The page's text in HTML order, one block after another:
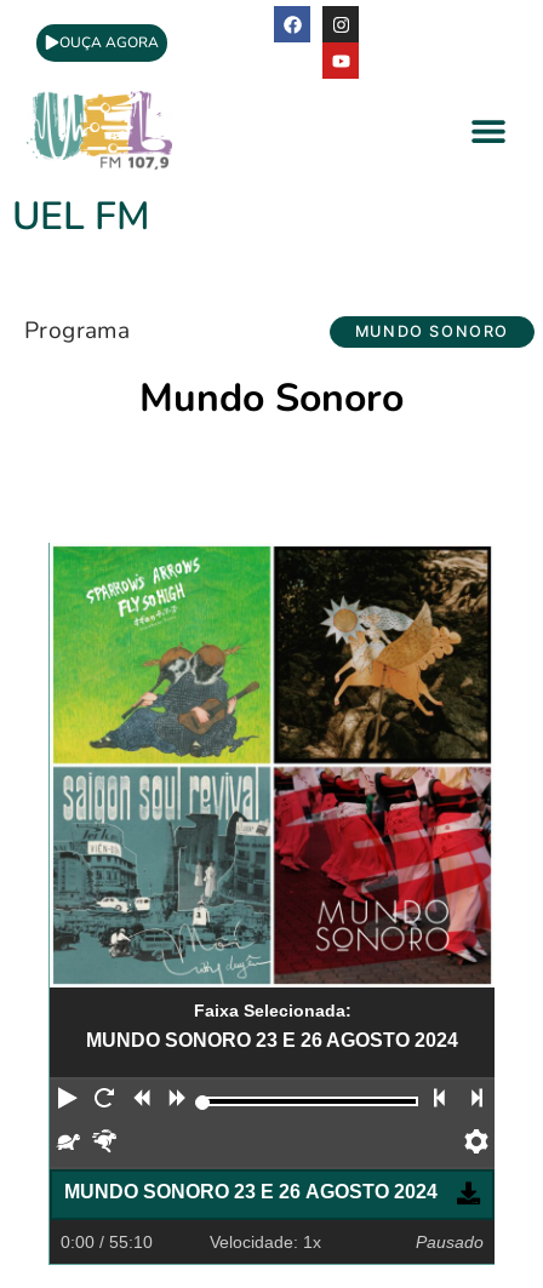
OUÇA AGORA
UEL FM
Programa MUNDO SONORO
Mundo Sonoro
Faixa Selecionada:
MUNDO SONORO 23 E 26 AGOSTO 2024
Reproduzir
Reiniciar
Retroceder
Avançar Faixa
Devagar
MUNDO SONORO 23 E 26 AGOSTO 2024
0:00 / 55:10 Velocidade: 1x Pausado